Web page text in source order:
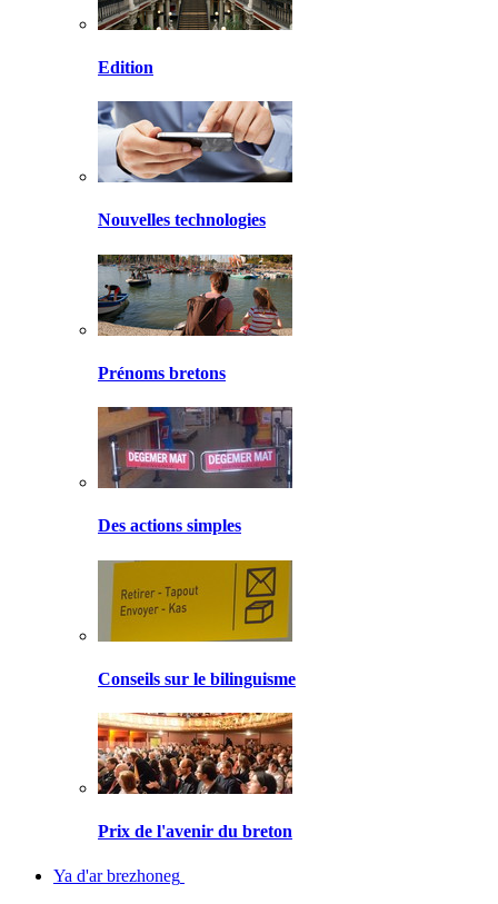
Edition
Nouvelles technologies
Prénoms bretons
Des actions simples
Conseils sur le bilinguisme
Prix de l'avenir du breton
Ya d'ar brezhoneg